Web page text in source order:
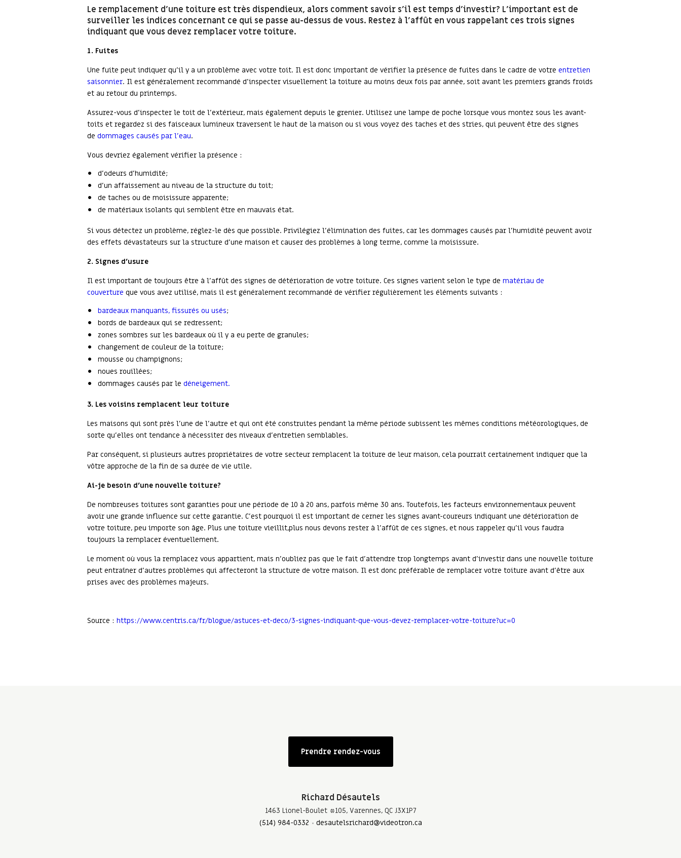
Le remplacement d’une toiture est très dispendieux, alors comment savoir s’il est temps d’investir? L’important est de
surveiller les indices concernant ce qui se passe au-dessus de vous. Restez à l’affût en vous rappelant ces trois signes
indiquant que vous devez remplacer votre toiture.
1. Fuites
Une fuite peut indiquer qu’il y a un problème avec votre toit. Il est donc important de vérifier la présence de fuites dans le cadre de votre entretien
saisonnier. Il est généralement recommandé d’inspecter visuellement la toiture au moins deux fois par année, soit avant les premiers grands froids
et au retour du printemps.
Assurez-vous d’inspecter le toit de l’extérieur, mais également depuis le grenier. Utilisez une lampe de poche lorsque vous montez sous les avant-
toits et regardez si des faisceaux lumineux traversent le haut de la maison ou si vous voyez des taches et des stries, qui peuvent être des signes
de dommages causés par l’eau.
Vous devriez également vérifier la présence :
d’odeurs d’humidité;
d’un affaissement au niveau de la structure du toit;
de taches ou de moisissure apparente;
de matériaux isolants qui semblent être en mauvais état.
Si vous détectez un problème, réglez-le dès que possible. Privilégiez l’élimination des fuites, car les dommages causés par l’humidité peuvent avoir
des effets dévastateurs sur la structure d’une maison et causer des problèmes à long terme, comme la moisissure.
2. Signes d’usure
Il est important de toujours être à l’affût des signes de détérioration de votre toiture. Ces signes varient selon le type de matériau de
couverture que vous avez utilisé, mais il est généralement recommandé de vérifier régulièrement les éléments suivants :
bardeaux manquants, fissurés ou usés;
bords de bardeaux qui se redressent;
zones sombres sur les bardeaux où il y a eu perte de granules;
changement de couleur de la toiture;
mousse ou champignons;
noues rouillées;
dommages causés par le déneigement.
3. Les voisins remplacent leur toiture
Les maisons qui sont près l’une de l’autre et qui ont été construites pendant la même période subissent les mêmes conditions météorologiques, de
sorte qu’elles ont tendance à nécessiter des niveaux d’entretien semblables.
Par conséquent, si plusieurs autres propriétaires de votre secteur remplacent la toiture de leur maison, cela pourrait certainement indiquer que la
vôtre approche de la fin de sa durée de vie utile.
Ai-je besoin d’une nouvelle toiture?
De nombreuses toitures sont garanties pour une période de 10 à 20 ans, parfois même 30 ans. Toutefois, les facteurs environnementaux peuvent
avoir une grande influence sur cette garantie. C’est pourquoi il est important de cerner les signes avant-coureurs indiquant une détérioration de
votre toiture, peu importe son âge. Plus une toiture vieillit,plus nous devons rester à l’affût de ces signes, et nous rappeler qu’il vous faudra
toujours la remplacer éventuellement.
Le moment où vous la remplacez vous appartient, mais n’oubliez pas que le fait d’attendre trop longtemps avant d’investir dans une nouvelle toiture
peut entraîner d’autres problèmes qui affecteront la structure de votre maison. Il est donc préférable de remplacer votre toiture avant d’être aux
prises avec des problèmes majeurs.
Source : https://www.centris.ca/fr/blogue/astuces-et-deco/3-signes-indiquant-que-vous-devez-remplacer-votre-toiture?uc=0
Prendre rendez-vous
Richard Désautels
1463 Lionel-Boulet #105, Varennes, QC J3X1P7
(514) 984-0332
desautelsrichard@videotron.ca